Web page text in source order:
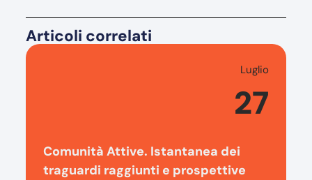
Articoli correlati
Luglio
27
Comunità Attive. Istantanea dei
traguardi raggiunti e prospettive